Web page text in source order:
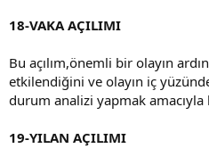
18-VAKA AÇILIMI
Bu açılım,önemli bir olayın
etkilendiğini ve olayın iç
durum analizi yapmak amacıyla
19-YILAN AÇILIMI